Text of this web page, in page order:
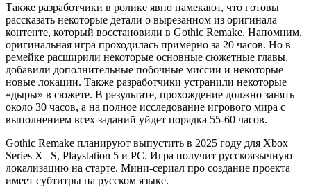
Также разработчики в ролике явно намекают, что готовы
рассказать некоторые детали о вырезанном из оригинала
контенте, который восстановили в Gothic Remake. Напомним,
оригинальная игра проходилась примерно за 20 часов. Но в
ремейке расширили некоторые основные сюжетные главы,
добавили дополнительные побочные миссии и некоторые
новые локации. Также разработчики устранили некоторые
«дыры» в сюжете. В результате, прохождение должно занять
около 30 часов, а на полное исследование игрового мира с
выполнением всех заданий уйдет порядка 55-60 часов.
Gothic Remake планируют выпустить в 2025 году для Xbox
Series X | S, Playstation 5 и PC. Игра получит русскоязычную
локализацию на старте. Мини-сериал про создание проекта
имеет субтитры на русском языке.